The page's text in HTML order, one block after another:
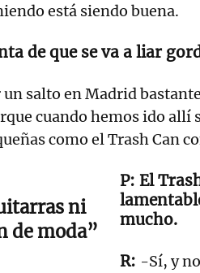
está siendo buena.
de que se va a liar
un salto en Madrid
cuando hemos ido allí
como el Trash Can
ni
de moda”
El
mucho.
-Sí, y